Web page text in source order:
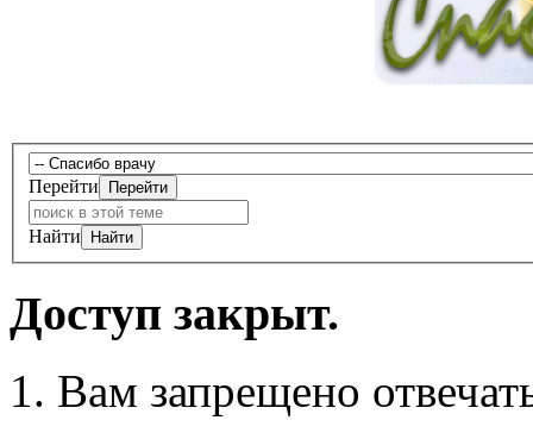
Перейти
Найти
Доступ закрыт.
Вам запрещено